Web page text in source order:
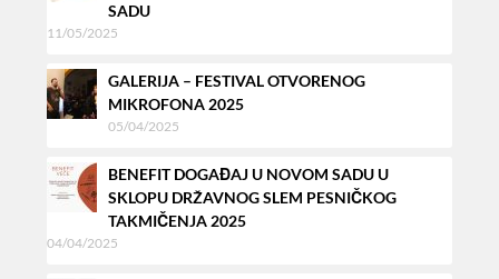
SADU
11/05/2025
GALERIJA – FESTIVAL OTVORENOG
MIKROFONA 2025
05/04/2025
BENEFIT DOGAĐAJ U NOVOM SADU U
SKLOPU DRŽAVNOG SLEM PESNIČKOG
TAKMIČENJA 2025
04/04/2025